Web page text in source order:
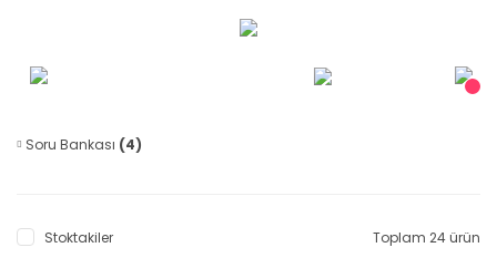
Soru Bankası (4)
Stoktakiler Toplam 24 ürün